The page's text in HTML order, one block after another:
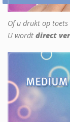
Of u drukt op toets
U wordt direct